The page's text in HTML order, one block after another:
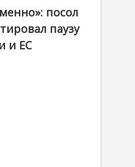
посол
паузу
и ЕС